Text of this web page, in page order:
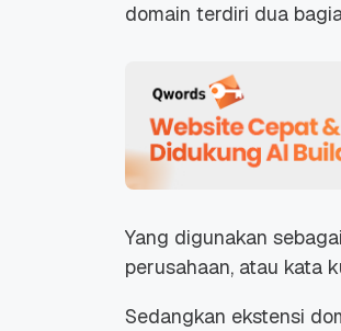
domain terdiri dua
Yang digunakan
perusahaan, atau kata
Sedangkan ekstensi